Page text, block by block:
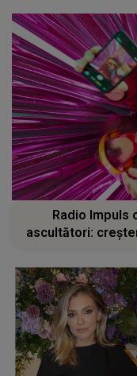
Radio Impuls
ascultători: